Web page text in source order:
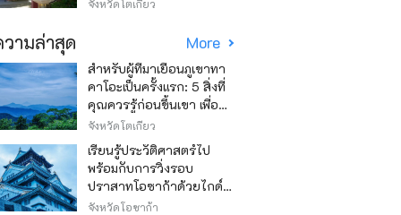
จังหวัดโตเกียว
ามล่าสุด More
สำหรับผู้ที่มาเยือนภูเขาทา
คาโอะเป็นครั้งแรก: 5 สิ่งที่
คุณควรรู้ก่อนขึ้นเขา เพื่อ
ให้การปีนเขาเป็นไปอย่าง
สนุกสนาน
จังหวัดโตเกียว
เรียนรู้ประวัติศาสตร์ไป
พร้อมกับการวิ่งรอบ
ปราสาทโอซาก้าด้วยไกด์
เสียง "วิ่ง วิ่ง เรียนรู้"
จังหวัดโอซาก้า